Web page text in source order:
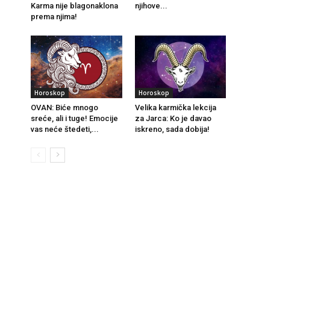
Karma nije blagonaklona
prema njima!
njihove...
Horoskop
OVAN: Biće mnogo
sreće, ali i tuge! Emocije
vas neće štedeti,...
Horoskop
Velika karmička lekcija
za Jarca: Ko je davao
iskreno, sada dobija!